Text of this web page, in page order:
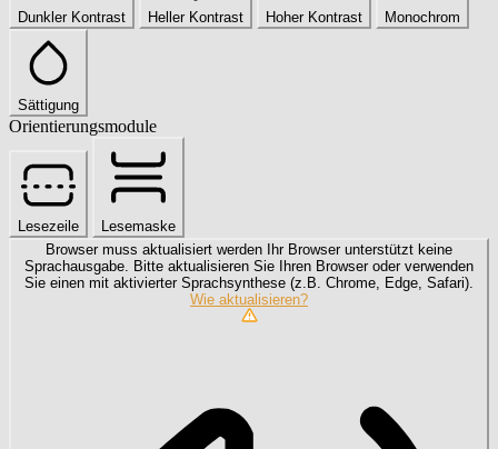
Dunkler Kontrast Heller Kontrast Hoher Kontrast Monochrom
Sättigung
Orientierungsmodule
Lesezeile
Lesemaske
Browser muss aktualisiert werden
Ihr Browser unterstützt keine
Sprachausgabe. Bitte aktualisieren Sie Ihren Browser oder verwenden
Sie einen mit aktivierter Sprachsynthese (z.B. Chrome, Edge, Safari).
Wie aktualisieren?